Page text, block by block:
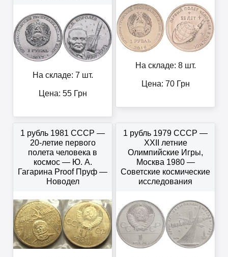
На складе: 7 шт.
Цена: 55Грн
На складе: 8 шт.
Цена: 70Грн
1 рубль 1981 СССР —
20-летие первого
полета человека в
космос — Ю. А.
Гагарина Proof Пруф —
Новодел
1 рубль 1979 СССР —
XXII летние
Олимпийские Игры,
Москва 1980 —
Советские космические
исследования